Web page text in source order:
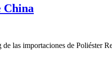
China
las importaciones de Poliéster